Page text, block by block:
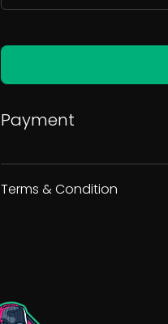
Payment
Terms & Condition